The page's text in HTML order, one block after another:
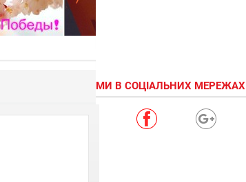
МИ В СОЦІАЛЬНИХ МЕРЕЖАХ